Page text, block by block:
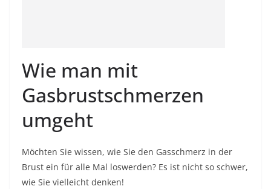
Wie man mit
Gasbrustschmerzen
umgeht
Möchten Sie wissen, wie Sie den Gasschmerz in der
Brust ein für alle Mal loswerden? Es ist nicht so schwer,
wie Sie vielleicht denken!